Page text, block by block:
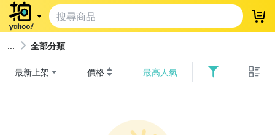
登
全部分類
最新上架 價格 最高人氣